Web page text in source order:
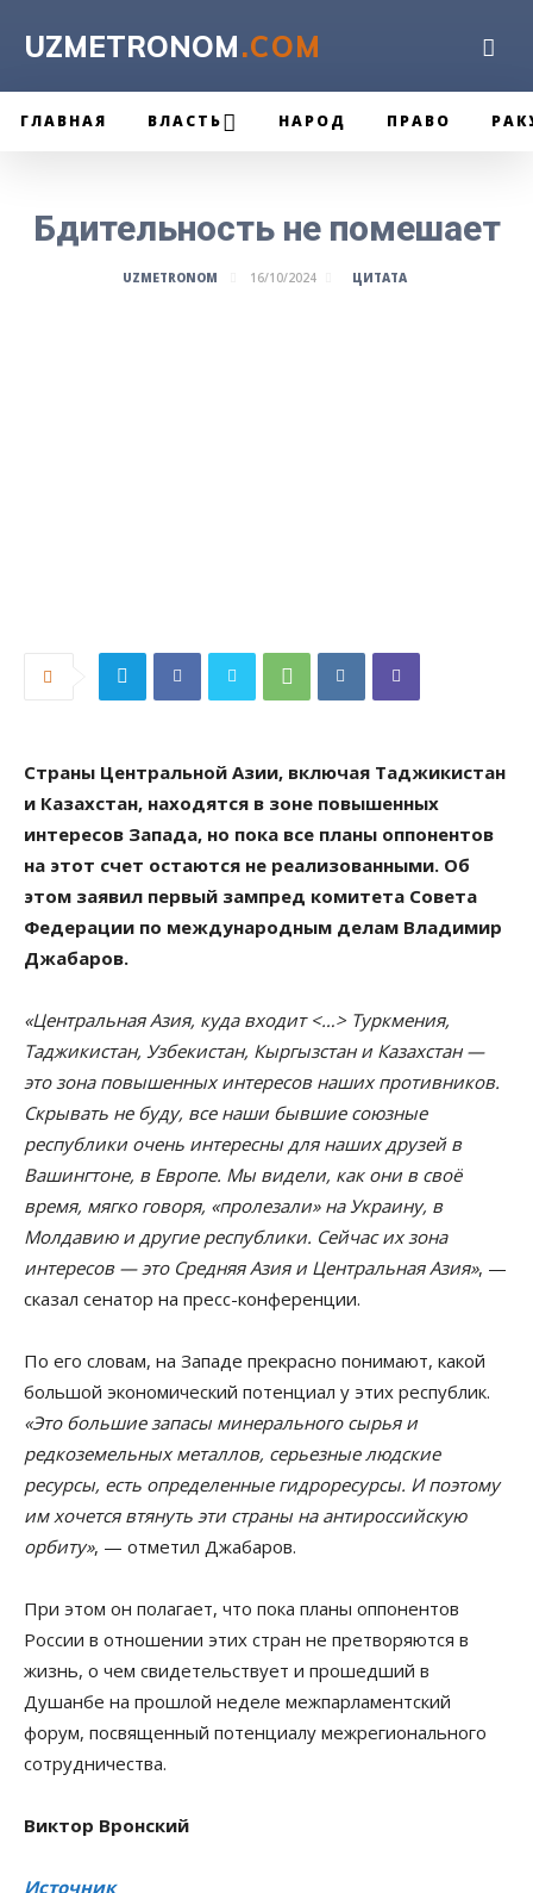
UZMETRONOM.COM
ГЛАВНАЯ ВЛАСТЬ НАРОД ПРАВО
Бдительность не помешает
UZMETRONOM 16/10/2024 ЦИТАТА
Страны Центральной Азии, включая Таджикистан
и Казахстан, находятся в зоне повышенных
интересов Запада, но пока все планы оппонентов
на этот счет остаются не реализованными. Об
этом заявил первый зампред комитета Совета
Федерации по международным делам Владимир
Джабаров.
«Центральная Азия, куда входит <…> Туркмения,
Таджикистан, Узбекистан, Кыргызстан и Казахстан —
это зона повышенных интересов наших противников.
Скрывать не буду, все наши бывшие союзные
республики очень интересны для наших друзей в
Вашингтоне, в Европе. Мы видели, как они в своё
время, мягко говоря, «пролезали» на Украину, в
Молдавию и другие республики. Сейчас их зона
интересов — это Средняя Азия и Центральная Азия», —
сказал сенатор на пресс-конференции.
По его словам, на Западе прекрасно понимают, какой
большой экономический потенциал у этих республик.
«Это большие запасы минерального сырья и
редкоземельных металлов, серьезные людские
ресурсы, есть определенные гидроресурсы. И поэтому
им хочется втянуть эти страны на антироссийскую
орбиту», — отметил Джабаров.
При этом он полагает, что пока планы оппонентов
России в отношении этих стран не претворяются в
жизнь, о чем свидетельствует и прошедший в
Душанбе на прошлой неделе межпарламентский
форум, посвященный потенциалу межрегионального
сотрудничества.
Виктор Вронский
Источник